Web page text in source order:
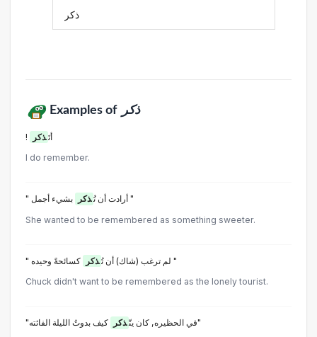
ذكر
Examples of ذكر
! أتَ ذكر
I do remember.
" أرادت أن تُ ذكر
بشيء أجمل "
She wanted to be remembered as something sweeter.
" لم ترغب (شاك) أن تُ ذكر
كسائحةً وحيده "
Chuck didn't want to be remembered as the lonely tourist.
"في الحظيره, كان يتّ ذكر
كيف بدوتُ الليلة الفائته"